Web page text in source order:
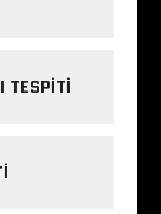
TESPITI